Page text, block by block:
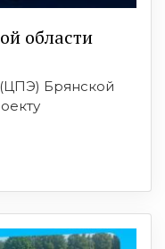
области
Брянской